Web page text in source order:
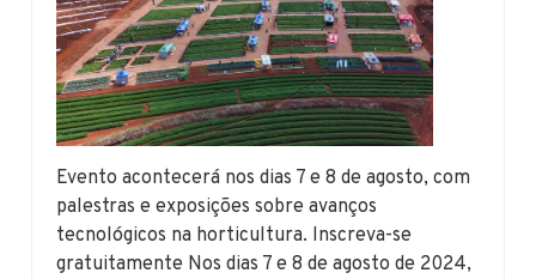
Evento acontecerá nos dias 7 e 8 de agosto, com
palestras e exposições sobre avanços
tecnológicos na horticultura. Inscreva-se
gratuitamente Nos dias 7 e 8 de agosto de 2024,